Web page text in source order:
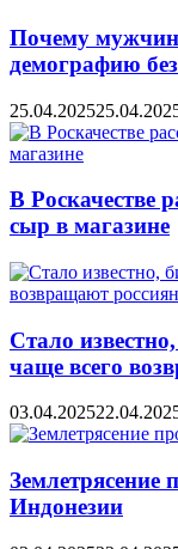
Почему
демографию
25.04.2025
В Роскачестве
сыр в магазине
Стало
чаще всего
03.04.2025
Землетрясение
Индонезии